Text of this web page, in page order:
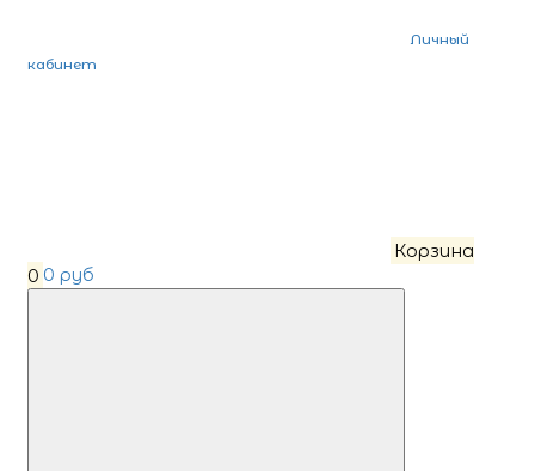
Личный
кабинет
Корзина
0 0 руб